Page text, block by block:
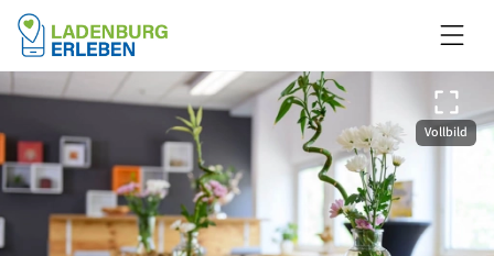
Vollbild